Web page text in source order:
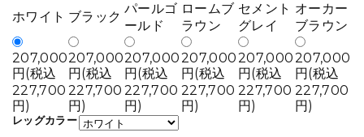
ホワイト ブラック
パールゴ
ールド
ロームブ
ラウン
セメント
グレイ
オーカー
ブラウン
207,000
円(税込
227,700
円)
207,000
円(税込
227,700
円)
207,000
円(税込
227,700
円)
207,000
円(税込
227,700
円)
207,000
円(税込
227,700
円)
207,000
円(税込
227,700
円)
レッグカラー